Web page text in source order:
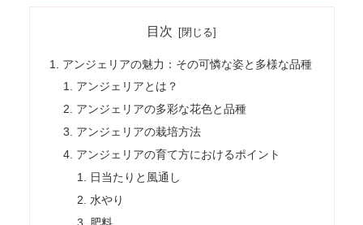
目次
アンジェリアの魅力：その可憐な姿と多様な品種
アンジェリアとは？
アンジェリアの多彩な花色と品種
アンジェリアの栽培方法
アンジェリアの育て方におけるポイント
日当たりと風通し
水やり
肥料